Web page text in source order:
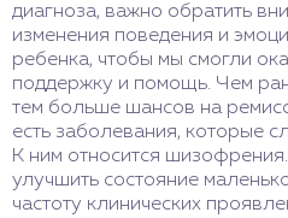
диагноза, важно обратить
изменения поведения и
ребенка, чтобы мы смогли
поддержку и помощь. Чем
тем больше шансов на
есть заболевания, которые
К ним относится
улучшить состояние
частоту клинических